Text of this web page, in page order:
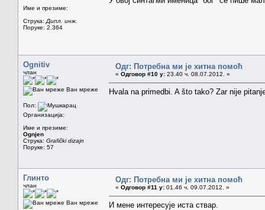
Име и презиме:
Струка: Дипл. инж.
Поруке: 2.364
Ognitiv
члан
Ван мреже
Пол:
Организација:
Име и презиме:
Ognjen
Струка: Grafički dizajn
Поруке: 57
Одг: Потребна ми је хитна помоћ
« Одговор #10 у: 23.40 ч. 08.07.2012. »
Hvala na primedbi. A što tako? Zar nije
Глинто
члан
Ван мреже
Одг: Потребна ми је хитна помоћ
« Одговор #11 у: 01.46 ч. 09.07.2012. »
И мене интересује иста ствар.